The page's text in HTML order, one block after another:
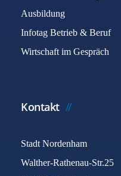
Ausbildung
Infotag Betrieb & Beruf
Wirtschaft im Gespräch
Kontakt
Stadt Nordenham
Walther-Rathenau-Str.25